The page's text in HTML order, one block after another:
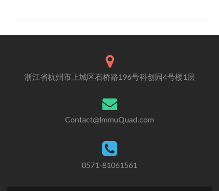
浙江省杭州市上城区石桥路196号科创园4号楼1层
Contact@ImmuQuad.com
0571-81061561